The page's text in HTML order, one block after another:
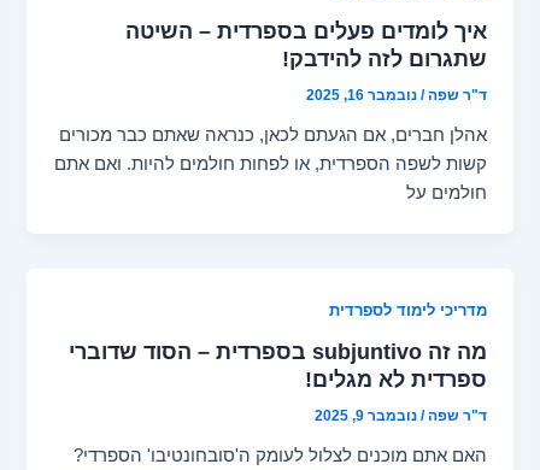
איך לומדים פעלים בספרדית – השיטה
שתגרום לזה להידבק!
ד"ר שפה/נובמבר 16, 2025
אהלן חברים, אם הגעתם לכאן, כנראה שאתם כבר מכורים
קשות לשפה הספרדית, או לפחות חולמים להיות. ואם אתם
חולמים על
מדריכי לימוד לספרדית
מה זה subjuntivo בספרדית – הסוד שדוברי
ספרדית לא מגלים!
ד"ר שפה/נובמבר 9, 2025
האם אתם מוכנים לצלול לעומק ה'סובחונטיבו' הספרדי?